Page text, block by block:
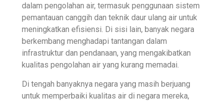
dalam pengolahan air, termasuk penggunaan sistem
pemantauan canggih dan teknik daur ulang air untuk
meningkatkan efisiensi. Di sisi lain, banyak negara
berkembang menghadapi tantangan dalam
infrastruktur dan pendanaan, yang mengakibatkan
kualitas pengolahan air yang kurang memadai.
Di tengah banyaknya negara yang masih berjuang
untuk memperbaiki kualitas air di negara mereka,